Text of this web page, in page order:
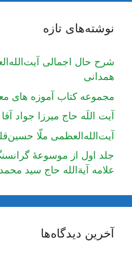
نوشته‌های تازه
شرح حال اجمالی
همدانی
مجموعه کتاب آموزه های
آیت اللَه حاج میرزا جواد
آیت‌الله‌العظمی ملّا
جلد اول از موسوعۀ
علامه آیة‌الله حاج سید
آخرین دیدگاه‌ها